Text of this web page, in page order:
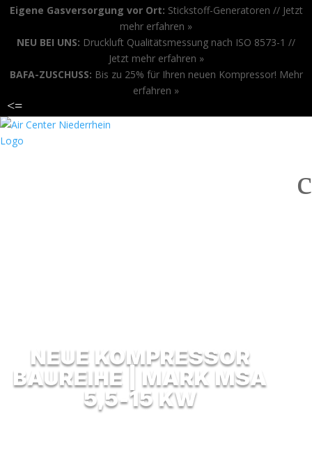
Eigene Gasversorgung vor Ort: Stickstoff-Generatoren // Jetzt
mehr erfahren »
NEU BEI UNS: Druckluft Qualitätsmessung nach ISO 8573-1 //
Jetzt mehr erfahren »
BAFA-ZUSCHUSS: Bis zu 25% für Ihren neuen Kompressor! Mehr
erfahren »
<=
c
NEUE KOMPRESSOR
BAUREIHE | MARK MSA
5,5-15 KW